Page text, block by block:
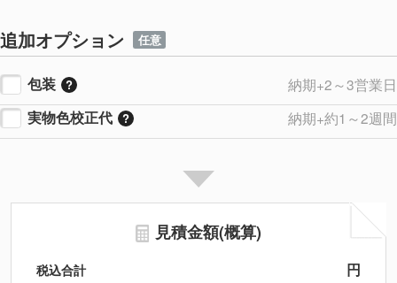
追加オプション 任意
包装
納期+2～3営業日
実物色校正代
納期+約1～2週間
見積金額(概算)
税込合計 円